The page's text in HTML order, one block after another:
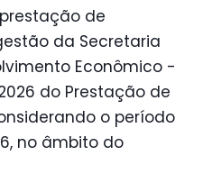
de
da Secretaria
Econômico -
do Prestação de
o período
no âmbito do